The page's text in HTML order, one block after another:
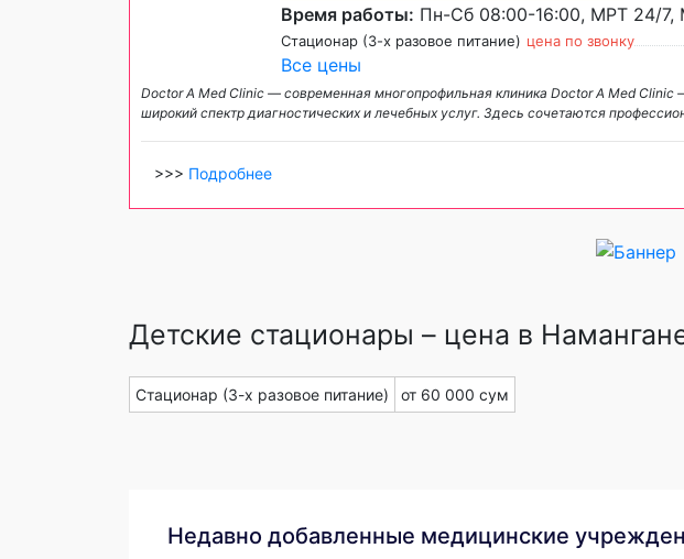
Время работы: Пн-Сб 08:00-16:00, МРТ 24/7,
Стационар (3-х разовое питание) цена по звонку
Все цены
Doctor A Med Clinic — современная многопрофильная клиника Doctor A Med
широкий спектр диагностических и лечебных услуг. Здесь сочетаются
>>> Подробнее
Детские стационары – цена в
Стационар (3-х разовое питание) от 60 000 сум
Недавно добавленные медицинские